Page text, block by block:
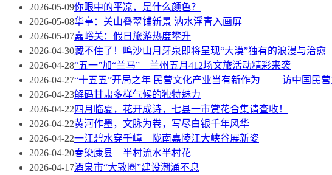
2026-05-09你眼中的平凉，是什么颜色？
2026-05-08华亭：关山叠翠铺新景 汭水浮青入画屏
2026-05-07嘉峪关：假日旅游热度攀升
2026-04-30藏不住了！鸣沙山月牙泉即将呈现“大漠”独有的浪漫与治愈
2026-04-28“五一”加“兰马” 兰州五月412场文旅活动精彩来袭
2026-04-27“十五五”开局之年 民营文化产业当有新作为 ——访中国民
2026-04-23解码甘肃多样气候的独特魅力
2026-04-22四月临夏，花开成诗，七县一市赏花合集请查收！
2026-04-22黄河作墨，文脉为卷，写尽白银千年风华
2026-04-22一江碧水穿千嶂 陇南嘉陵江大峡谷展新姿
2026-04-20春染康县 半村流水半村花
2026-04-17酒泉市“大敦圈”建设潮涌不息